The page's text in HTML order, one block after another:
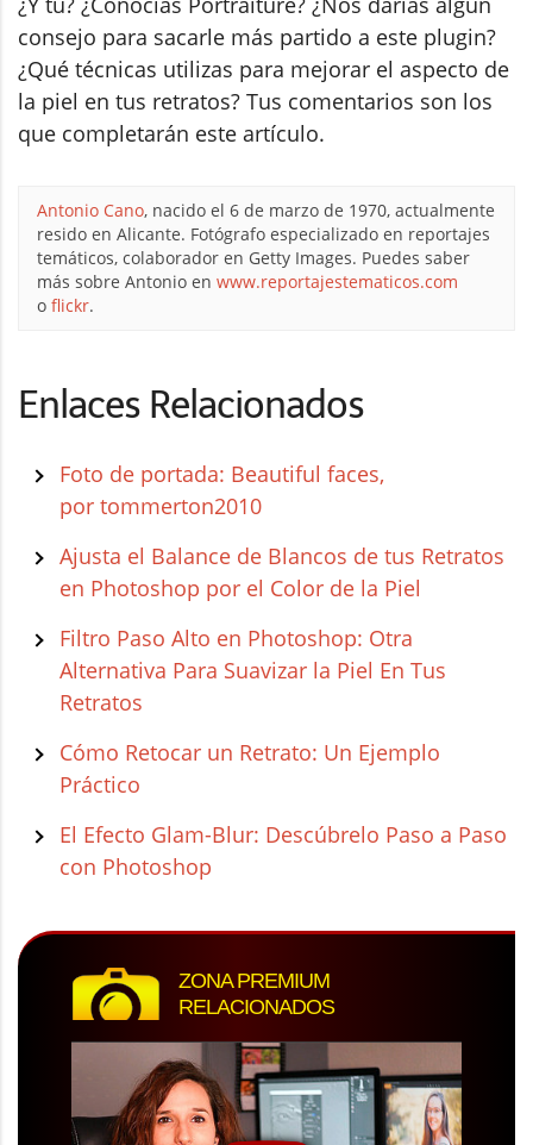
consejo para sacarle más partido a este plugin?
¿Qué técnicas utilizas para mejorar el aspecto de
la piel en tus retratos? Tus comentarios son los
que completarán este artículo.
Antonio Cano, nacido el 6 de marzo de 1970, actualmente
resido en Alicante. Fotógrafo especializado en reportajes
temáticos, colaborador en Getty Images. Puedes saber
más sobre Antonio en www.reportajestematicos.com
o flickr.
Enlaces Relacionados
Foto de portada: Beautiful faces,
por tommerton2010
Ajusta el Balance de Blancos de tus Retratos
en Photoshop por el Color de la Piel
Filtro Paso Alto en Photoshop: Otra
Alternativa Para Suavizar la Piel En Tus
Retratos
Cómo Retocar un Retrato: Un Ejemplo
Práctico
El Efecto Glam-Blur: Descúbrelo Paso a Paso
con Photoshop
ZONA PREMIUM
RELACIONADOS